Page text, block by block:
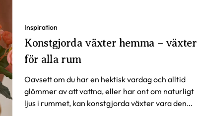
Inspiration
Konstgjorda växter hemma – växter
för alla rum
Oavsett om du har en hektisk vardag och alltid
glömmer av att vattna, eller har ont om naturligt
ljus i rummet, kan konstgjorda växter vara den